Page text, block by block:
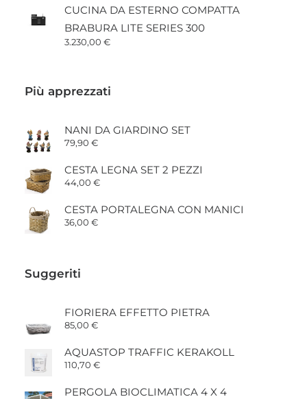
CUCINA DA ESTERNO COMPATTA
BRABURA LITE SERIES 300
3.230,00 €
Più apprezzati
NANI DA GIARDINO SET
79,90 €
CESTA LEGNA SET 2 PEZZI
44,00 €
CESTA PORTALEGNA CON MANICI
36,00 €
Suggeriti
FIORIERA EFFETTO PIETRA
85,00 €
AQUASTOP TRAFFIC KERAKOLL
110,70 €
PERGOLA BIOCLIMATICA 4 X 4